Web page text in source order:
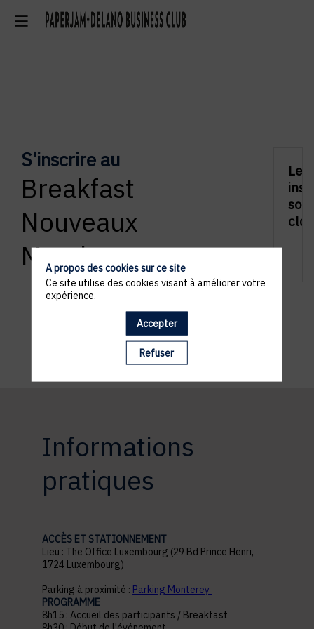
S'inscrire au
Breakfast
Nouveaux
Membres
Les
sont
Informations
pratiques
ACCÈS ET STATIONNEMENT
Lieu : The Office Luxembourg (29 Bd Prince Henri,
1724 Luxembourg)
Parking à proximité : Parking Monterey
PROGRAMME
8h15 : Accueil des participants / Breakfast
A propos des cookies sur ce site
Ce site utilise des cookies visant à améliorer votre
expérience.
Accepter
Refuser